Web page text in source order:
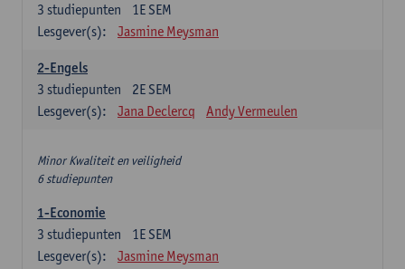
1E SEM
3 studiepunten
Lesgever(s):
Jasmine Meysman
2-Engels
2E SEM
3 studiepunten
Lesgever(s):
Jana Declercq Andy Vermeulen
Minor Kwaliteit en veiligheid
6 studiepunten
1-Economie
1E SEM
3 studiepunten
Lesgever(s):
Jasmine Meysman